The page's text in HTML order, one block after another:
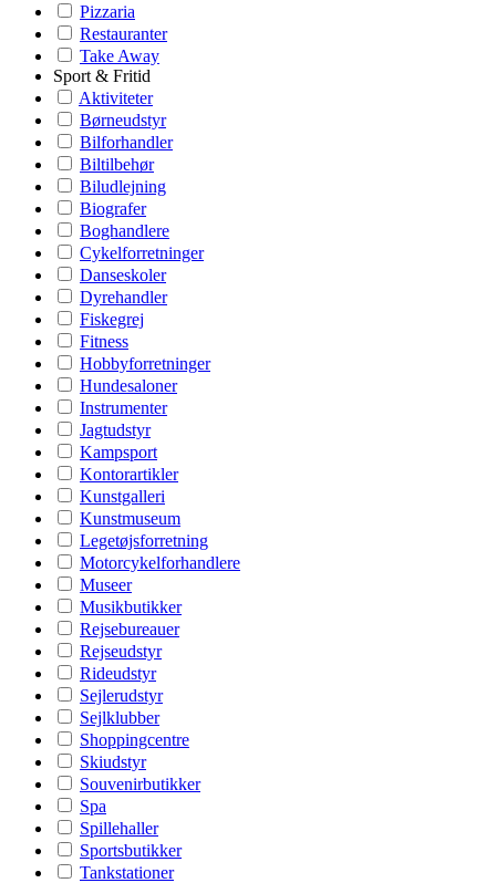
Pizzaria
Restauranter
Take Away
Sport & Fritid
Aktiviteter
Børneudstyr
Bilforhandler
Biltilbehør
Biludlejning
Biografer
Boghandlere
Cykelforretninger
Danseskoler
Dyrehandler
Fiskegrej
Fitness
Hobbyforretninger
Hundesaloner
Instrumenter
Jagtudstyr
Kampsport
Kontorartikler
Kunstgalleri
Kunstmuseum
Legetøjsforretning
Motorcykelforhandlere
Museer
Musikbutikker
Rejsebureauer
Rejseudstyr
Rideudstyr
Sejlerudstyr
Sejlklubber
Shoppingcentre
Skiudstyr
Souvenirbutikker
Spa
Spillehaller
Sportsbutikker
Tankstationer